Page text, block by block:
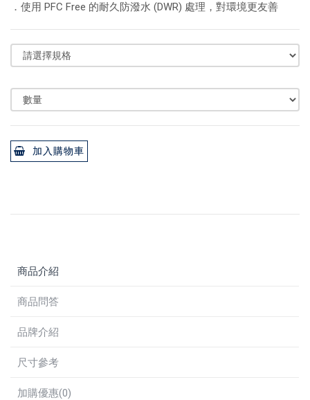
．使用 PFC Free 的耐久防潑水 (DWR) 處理，對環境更友善
加入購物車
商品介紹
商品問答
品牌介紹
尺寸參考
加購優惠(0)